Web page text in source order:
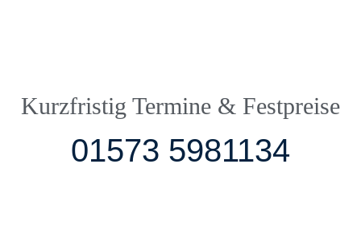
Kurzfristig Termine & Festpreise
01573 5981134